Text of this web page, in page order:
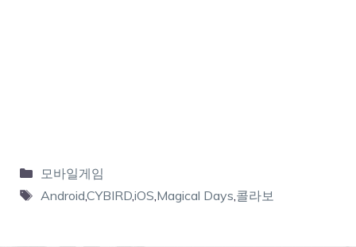
모바일게임
AndroidCYBIRD,iOS Magical Days 콜라보